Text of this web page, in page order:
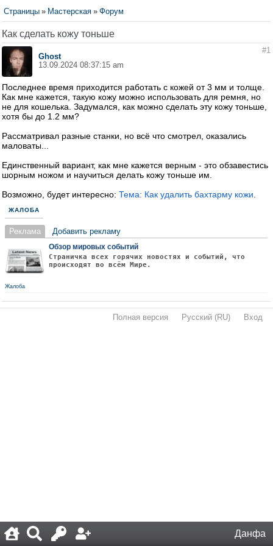
Данфа
Страницы » Мастерская » Форум
Как сделать кожу тоньше
Ghost
13.09.2024 08:37:15 am
#1
Последнее время приходится работать с кожей от 3 мм и толще.
Как мне кажется, такую кожу можно использовать для ремня, но
не для кошелька. Задумался, как можно сделать эту кожу тоньше,
хотя бы до 1.2 мм?
Рассматривал разные станки, но всё что смотрел, оказались
маловаты...
Единственный вариант, как мне кажется верным - это обзавестись
шорным ножом и научиться делать кожу тоньше им.
Возможно, будет интересно: Тема: Как удалить бахтарму кожи
ЖАЛОБА
Реклама Добавить рекламу
Обзор мировых событий
Страничка всех горячих новостях и событий, что
происходят во всём Мире.
Жалоба
Полная версия Русский (RU) Вход